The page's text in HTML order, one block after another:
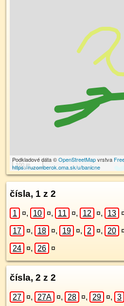
100 m
Podkladové dáta ©OpenStreetMapvrstva
https://ruzomberok.oma.sk/u/banicne
čísla, 1 z 2
1 ¤, 10 ¤, 11 ¤, 12 ¤, 13
17 ¤, 18 ¤, 19 ¤, 2 ¤, 20
24 ¤, 26 ¤
čísla, 2 z 2
27 ¤, 27A ¤, 28 ¤, 29 ¤, 3